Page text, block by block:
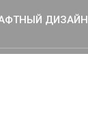
ДИЗАЙН